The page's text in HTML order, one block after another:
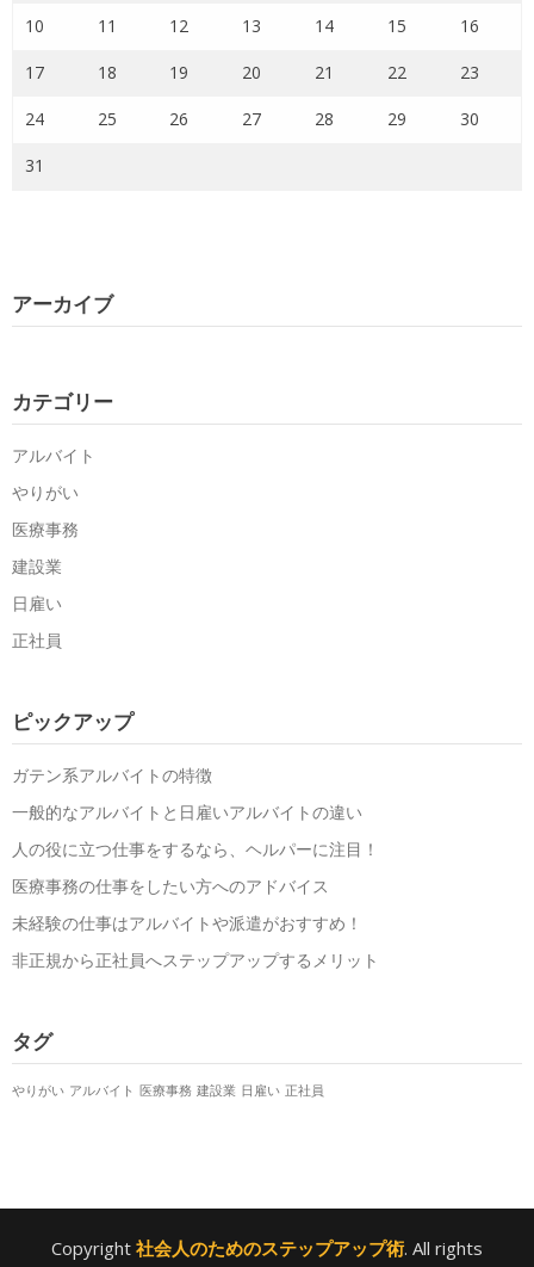
10 11 12 13 14 15 16
17 18 19 20 21 22 23
24 25 26 27 28 29 30
31
アーカイブ
カテゴリー
アルバイト
やりがい
医療事務
建設業
日雇い
正社員
ピックアップ
ガテン系アルバイトの特徴
一般的なアルバイトと日雇いアルバイトの違い
人の役に立つ仕事をするなら、ヘルパーに注目！
医療事務の仕事をしたい方へのアドバイス
未経験の仕事はアルバイトや派遣がおすすめ！
非正規から正社員へステップアップするメリット
タグ
やりがい アルバイト 医療事務 建設業 日雇い 正社員
Copyright 社会人のためのステップアップ術. All rights